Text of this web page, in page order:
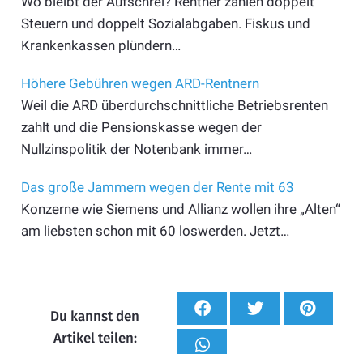
Steuern und doppelt Sozialabgaben. Fiskus und
Krankenkassen plündern…
Höhere Gebühren wegen ARD-Rentnern
Weil die ARD überdurchschnittliche Betriebsrenten
zahlt und die Pensionskasse wegen der
Nullzinspolitik der Notenbank immer…
Das große Jammern wegen der Rente mit 63
Konzerne wie Siemens und Allianz wollen ihre „Alten“
am liebsten schon mit 60 loswerden. Jetzt…
Du kannst den
Artikel teilen: